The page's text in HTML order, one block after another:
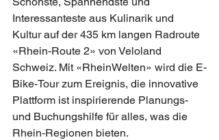
Interessanteste aus Kulinarik und
Kultur auf der 435 km langen Radroute
«Rhein-Route 2» von Veloland
Schweiz. Mit «RheinWelten» wird die E-
Bike-Tour zum Ereignis, die innovative
Plattform ist inspirierende Planungs-
und Buchungshilfe für alles, was die
Rhein-Regionen bieten.